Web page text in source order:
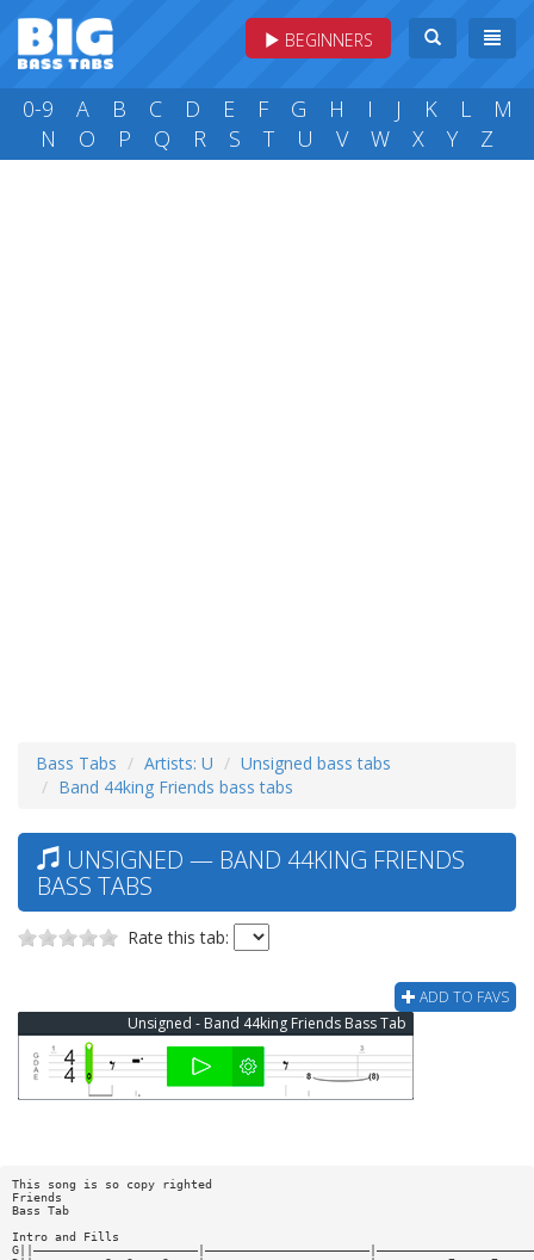
BEGINNERS
0-9 A B C D E F G H I J K L
M
N
O P Q R S T U V W X Y Z
Bass Tabs Artists: U
Unsigned bass tabs
Band 44king Friends bass tabs
UNSIGNED — BAND 44KING FRIENDS
BASS TABS
Rate this tab:
ADD TO FAVS
Unsigned - Band 44king Friends Bass Tab
This song is so copy righted
Friends
Bass Tab
Intro and Fills